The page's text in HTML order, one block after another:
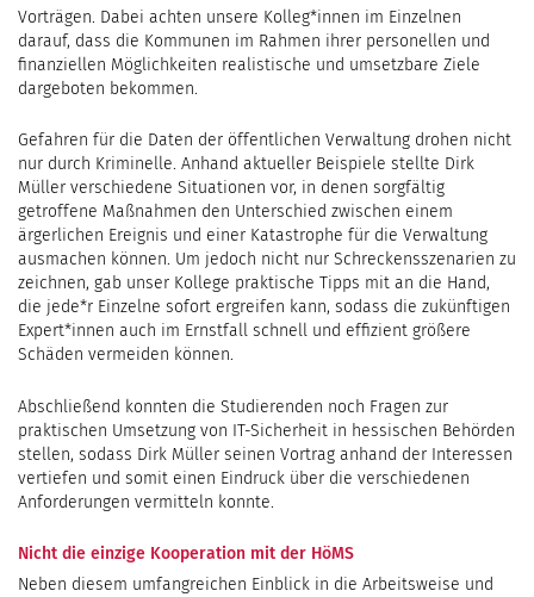
Vorträgen. Dabei achten unsere Kolleg*innen im Einzelnen
darauf, dass die Kommunen im Rahmen ihrer personellen und
finanziellen Möglichkeiten realistische und umsetzbare Ziele
dargeboten bekommen.
Gefahren für die Daten der öffentlichen Verwaltung drohen nicht
nur durch Kriminelle. Anhand aktueller Beispiele stellte Dirk
Müller verschiedene Situationen vor, in denen sorgfältig
getroffene Maßnahmen den Unterschied zwischen einem
ärgerlichen Ereignis und einer Katastrophe für die Verwaltung
ausmachen können. Um jedoch nicht nur Schreckensszenarien zu
zeichnen, gab unser Kollege praktische Tipps mit an die Hand,
die jede*r Einzelne sofort ergreifen kann, sodass die zukünftigen
Expert*innen auch im Ernstfall schnell und effizient größere
Schäden vermeiden können.
Abschließend konnten die Studierenden noch Fragen zur
praktischen Umsetzung von IT-Sicherheit in hessischen Behörden
stellen, sodass Dirk Müller seinen Vortrag anhand der Interessen
vertiefen und somit einen Eindruck über die verschiedenen
Anforderungen vermitteln konnte.
Nicht die einzige Kooperation mit der HöMS
Neben diesem umfangreichen Einblick in die Arbeitsweise und